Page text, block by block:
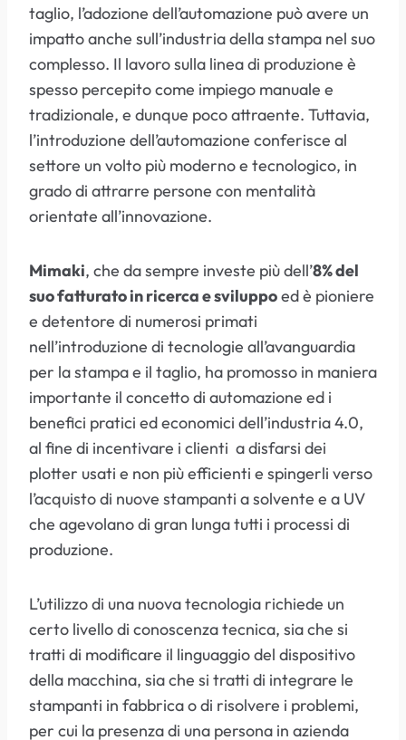
taglio, l’adozione dell’automazione può avere un
impatto anche sull’industria della stampa nel suo
complesso. Il lavoro sulla linea di produzione è
spesso percepito come impiego manuale e
tradizionale, e dunque poco attraente. Tuttavia,
l’introduzione dell’automazione conferisce al
settore un volto più moderno e tecnologico, in
grado di attrarre persone con mentalità
orientate all’innovazione.
Mimaki, che da sempre investe più dell’8% del
suo fatturato in ricerca e sviluppoed è pioniere
e detentore di numerosi primati
nell’introduzione di tecnologie all’avanguardia
per la stampa e il taglio, ha promosso in maniera
importante il concetto di automazione ed i
benefici pratici ed economici dell’industria 4.0,
al fine di incentivare i clienti a disfarsi dei
plotter usati e non più efficienti e spingerli verso
l’acquisto di nuove stampanti a solvente e a UV
che agevolano di gran lunga tutti i processi di
produzione.
L’utilizzo di una nuova tecnologia richiede un
certo livello di conoscenza tecnica, sia che si
tratti di modificare il linguaggio del dispositivo
della macchina, sia che si tratti di integrare le
stampanti in fabbrica o di risolvere i problemi,
per cui la presenza di una persona in azienda